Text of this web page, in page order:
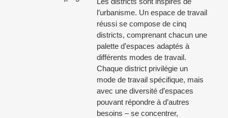
l’urbanisme. Un espace de travail
réussi se compose de cinq
districts, comprenant chacun une
palette d’espaces adaptés à
différents modes de travail.
Chaque district privilégie un
mode de travail spécifique, mais
avec une diversité d’espaces
pouvant répondre à d’autres
besoins – se concentrer,